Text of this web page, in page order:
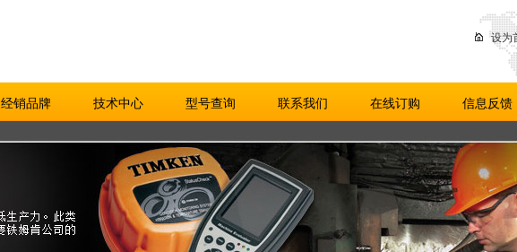
设为
经销品牌 技术中心 型号查询 联系我们 在线订购 信息反馈